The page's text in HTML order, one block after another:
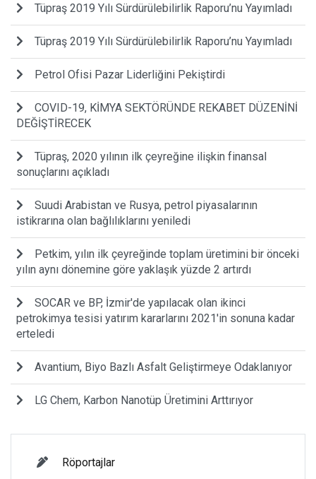
Tüpraş 2019 Yılı Sürdürülebilirlik Raporu’nu Yayımladı
Tüpraş 2019 Yılı Sürdürülebilirlik Raporu’nu Yayımladı
Petrol Ofisi Pazar Liderliğini Pekiştirdi
COVID-19, KİMYA SEKTÖRÜNDE REKABET DÜZENİNİ
DEĞİŞTİRECEK
Tüpraş, 2020 yılının ilk çeyreğine ilişkin finansal
sonuçlarını açıkladı
Suudi Arabistan ve Rusya, petrol piyasalarının
istikrarına olan bağlılıklarını yeniledi
Petkim, yılın ilk çeyreğinde toplam üretimini bir önceki
yılın aynı dönemine göre yaklaşık yüzde 2 artırdı
SOCAR ve BP, İzmir'de yapılacak olan ikinci
petrokimya tesisi yatırım kararlarını 2021'in sonuna kadar
erteledi
Avantium, Biyo Bazlı Asfalt Geliştirmeye Odaklanıyor
LG Chem, Karbon Nanotüp Üretimini Arttırıyor
Röportajlar